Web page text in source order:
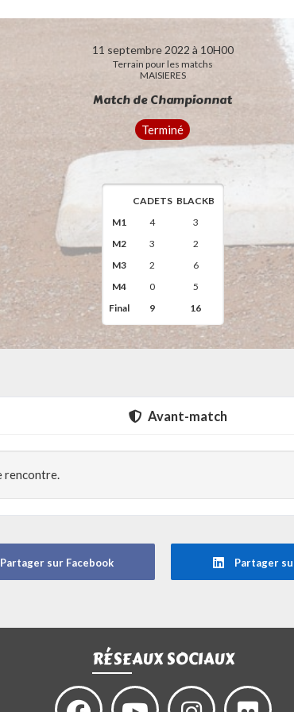
11 septembre 2022 à 10H00
Terrain pour les matchs
MAISIERES
Match de Championnat
Terminé
CADETS BLACKB
M1
4
3
M2
3
2
M3
2
6
M4
0
5
Final
9 16
Avant-match
rencontre.
Partager sur Facebook Partager
RÉSEAUX SOCIAUX